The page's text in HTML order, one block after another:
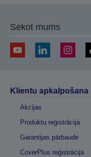
Sekot mums
Klientu apkalpošana
Akcijas
Produktu reģistrācija
Garantijas pārbaude
CoverPlus reģistrācija